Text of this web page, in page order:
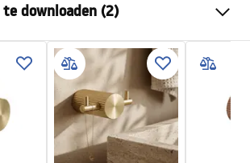
Metaal
Geschroefd
30
mm
45 mm
52
mm
Solo
downloaden (2)
_24.pdf